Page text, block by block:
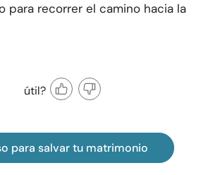
para recorrer el camino hacia la
útil?
para salvar tu matrimonio